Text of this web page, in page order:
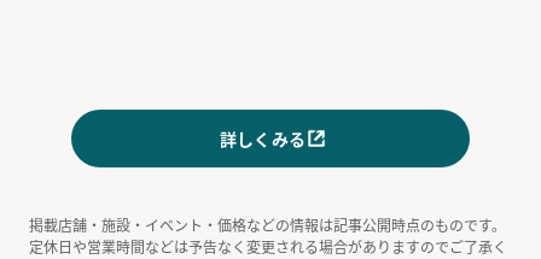
詳しくみる
掲載店舗・施設・イベント・価格などの情報は記事公開時点のものです。
定休日や営業時間などは予告なく変更される場合がありますのでご了承く